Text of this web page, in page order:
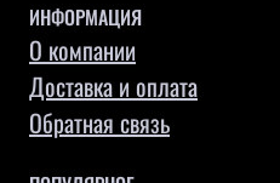
ИНФОРМАЦИЯ
О компании
Доставка и оплата
Обратная связь